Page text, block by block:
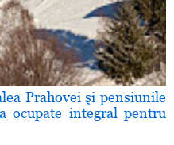
Prahovei şi pensiunile
ocupate integral pentru